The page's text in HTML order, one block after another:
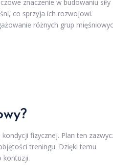
znaczenie w budowaniu siły
co sprzyja ich rozwojowi.
różnych grup
fizycznej. Plan ten
treningu. Dzięki temu
kontuzji.